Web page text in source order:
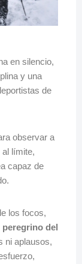
en silencio,
y una
de
observar a
límite,
capaz de
los focos,
peregrino del
ni aplausos,